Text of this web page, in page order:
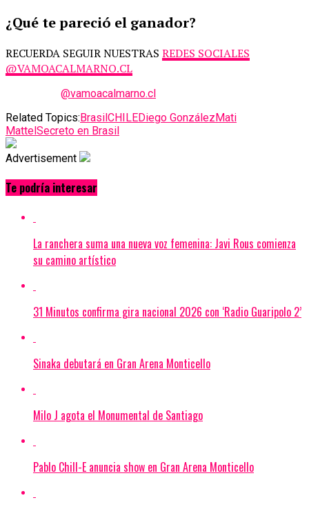
¿Qué te pareció el ganador?
RECUERDA SEGUIR NUESTRAS REDES SOCIALES
@VAMOACALMARNO.CL
@vamoacalmarno.cl
Related Topics:BrasilCHILEDiego GonzálezMati
MattelSecreto en Brasil
Advertisement
Te podría interesar
La ranchera suma una nueva voz femenina: Javi Rous comienza
su camino artístico
31 Minutos confirma gira nacional 2026 con ‘Radio Guaripolo 2’
Sinaka debutará en Gran Arena Monticello
Milo J agota el Monumental de Santiago
Pablo Chill-E anuncia show en Gran Arena Monticello